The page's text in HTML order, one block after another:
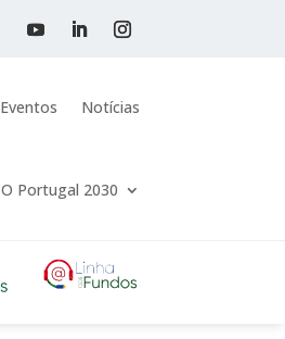
Eventos Notícias
O Portugal 2030